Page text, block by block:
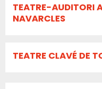
TEATRE-AUDITORI
NAVARCLES
TEATRE CLAVÉ DE